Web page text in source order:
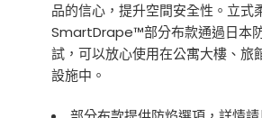
品的信心，提升空間安全性。立式
SmartDrape™部分布款通過日本
試，可以放心使用在公寓大樓、旅
設施中。